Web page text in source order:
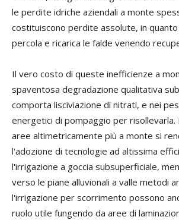
le perdite idriche aziendali a monte
costituiscono perdite assolute, in quanto
percola e ricarica le falde venendo
Il vero costo di queste inefficienze a
spaventosa degradazione qualitativa
comporta lisciviazione di nitrati, e nei
energetici di pompaggio per risollevarla.
aree altimetricamente più a monte si
l'adozione di tecnologie ad altissima
l'irrigazione a goccia subsuperficiale,
verso le piane alluvionali a valle metodi
l'irrigazione per scorrimento possono
ruolo utile fungendo da aree di